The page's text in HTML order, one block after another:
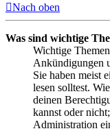
Nach oben
Was sind wichtige
Wichtige
Ankündigungen
Sie haben meist
lesen solltest.
deinen
kannst oder
Administration